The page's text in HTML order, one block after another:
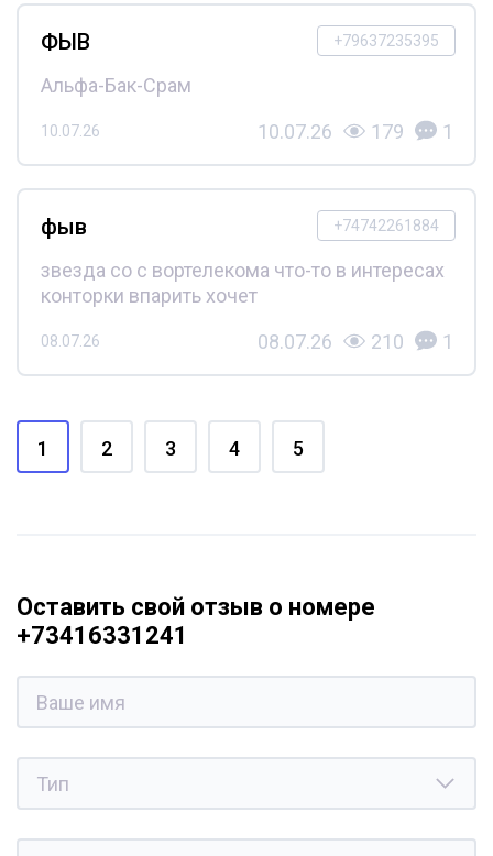
+79637235395
ФЫВ
Альфа-Бак-Срам
10.07.26 10.07.26 179 1
+74742261884
фыв
звезда со с вортелекома что-то в интересах
конторки впарить хочет
08.07.26 08.07.26 210 1
1 2 3 4 5
Оставить свой отзыв о номере
+73416331241